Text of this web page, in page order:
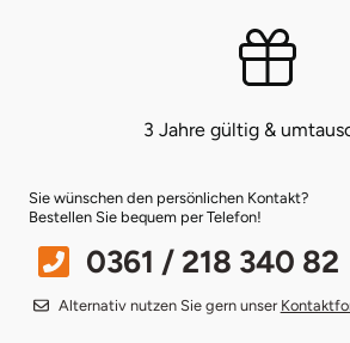
3 Jahre gültig &
Sie wünschen den persönlichen Kontakt?
Bestellen Sie bequem per Telefon!
0361 / 218 340 82
Alternativ nutzen Sie gern unser
Deggendorf
Dessau
Strausberg (Berlin/Brandenburg)
sächsische Schweiz